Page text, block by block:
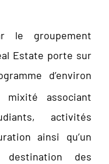
le groupement
Estate porte sur
d’environ
associant
activités
ainsi qu’un
destination des